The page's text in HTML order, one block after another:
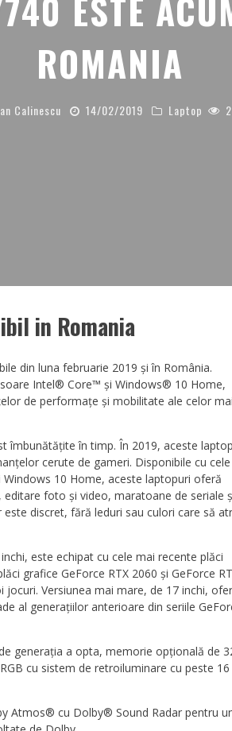
ESTE
ROMANIA
Calinescu 14/02/2019 Laptop
in Romania
din luna februarie 2019 și în România.
Intel® Core™ și Windows® 10 Home,
de performațe și mobilitate ale celor mai
îmbunătățite în timp. În 2019, aceste
cerute de gameri. Disponibile cu
10 Home, aceste laptopuri oferă
foto și video, maratoane de seriale
discret, fără leduri sau culori care să
este echipat cu cele mai recente plăci
grafice GeForce RTX 2060 și GeForce
Versiunea mai mare, de 17 inchi,
al generațiilor anterioare din seriile
generația a opta, memorie opțională de
cu sistem de retroiluminare cu peste 16
Atmos® cu Dolby® Sound Radar pentru